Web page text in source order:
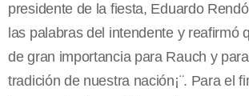
presidente de la fiesta, Eduardo
las palabras del intendente y reafirmó
de gran importancia para Rauch y
tradición de nuestra nación¡¨. Para el